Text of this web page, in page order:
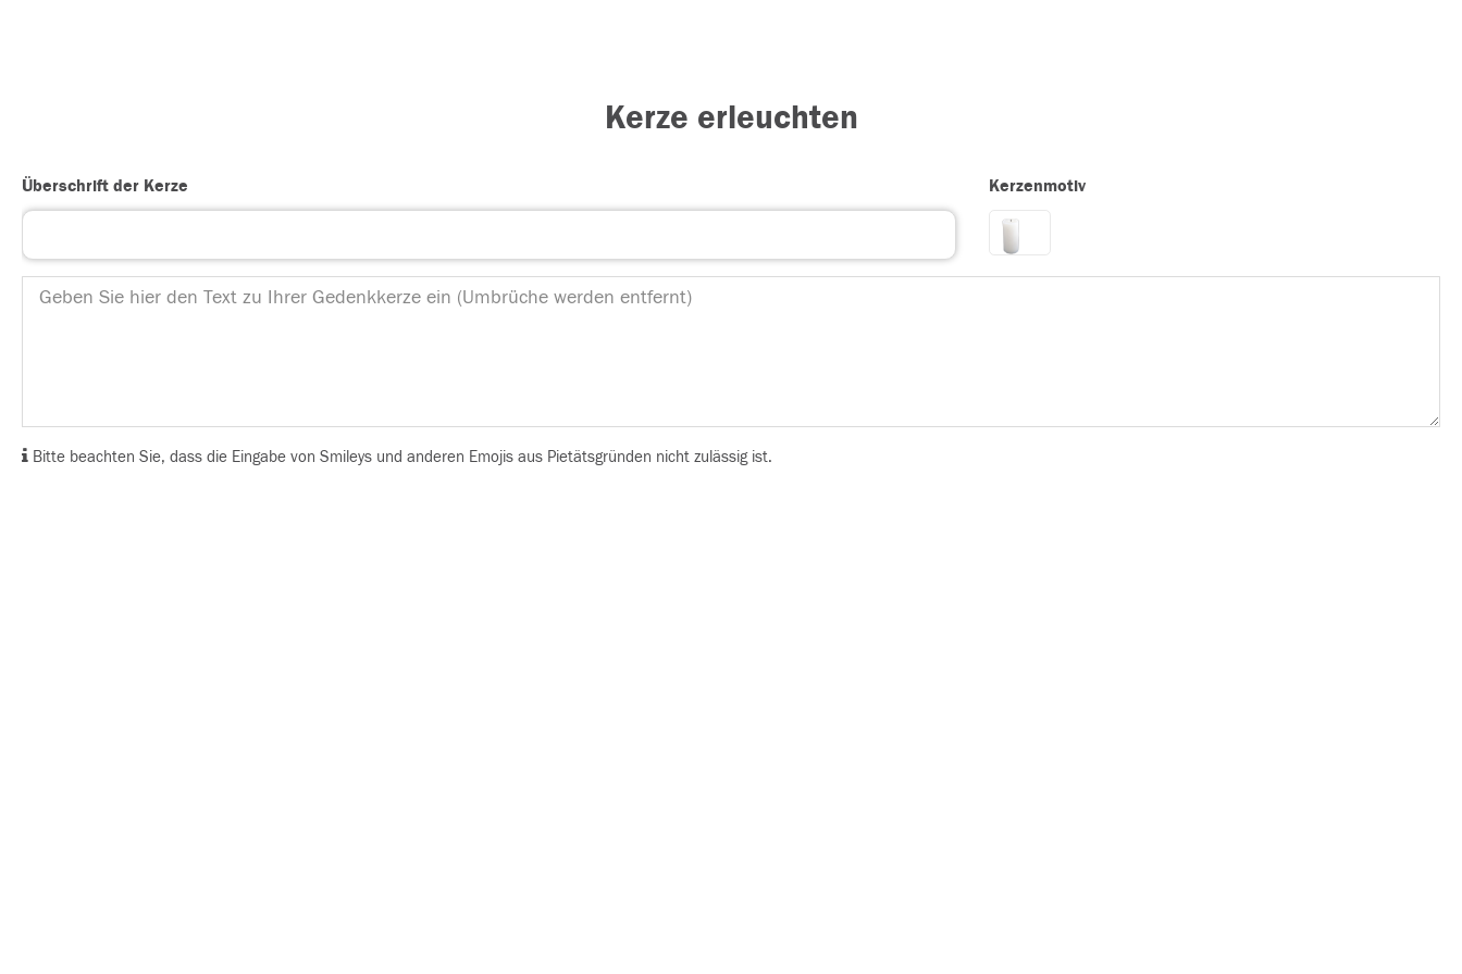
Kerze erleuchten
Überschrift der Kerze Kerzenmotiv
Bitte beachten Sie, dass die Eingabe von Smileys und anderen Emojis aus Pietätsgründen nicht zulässig ist.